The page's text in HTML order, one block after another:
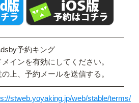
予約キング
インを有効にしてください。
上、予約メールを送信する。
stweb.yoyaking.jp/web/stable/terms/